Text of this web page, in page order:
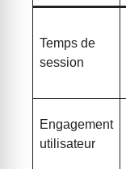
Temps de
session
Engagement
utilisateur